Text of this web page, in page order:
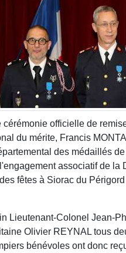
cérémonie officielle de
du mérite, Francis
des médaillés
associatif de la
fêtes à Siorac du
Lieutenant-Colonel Jean-
Olivier REYNAL tous
bénévoles ont donc